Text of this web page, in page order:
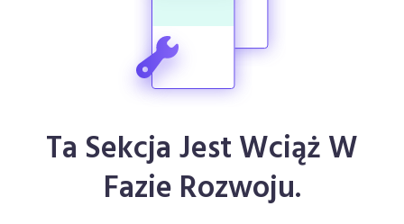
Ta Sekcja Jest Wciąż W
Fazie Rozwoju.